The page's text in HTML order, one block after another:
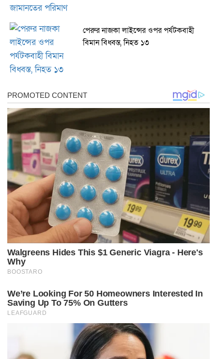
পেরুর নাজকা লাইন্সের ওপর পর্যটকবাহী
বিমান বিধ্বস্ত, নিহত ১৩